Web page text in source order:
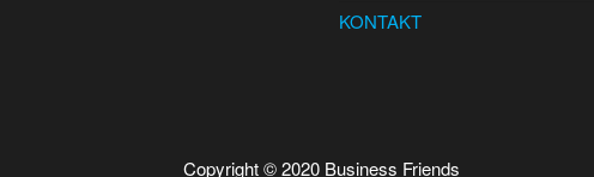
KONTAKT
Copyright © 2020 Business Friends